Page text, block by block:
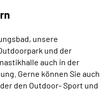
unsere
und der
auch in der
Gerne können Sie auch
den Outdoor- Sport und